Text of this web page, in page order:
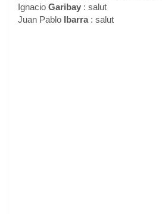
Ignacio Garibay : salut
Juan Pablo Ibarra: salut